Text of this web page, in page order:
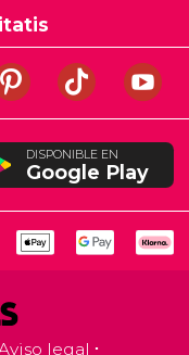
DISPONIBLE EN
Google Play
legal